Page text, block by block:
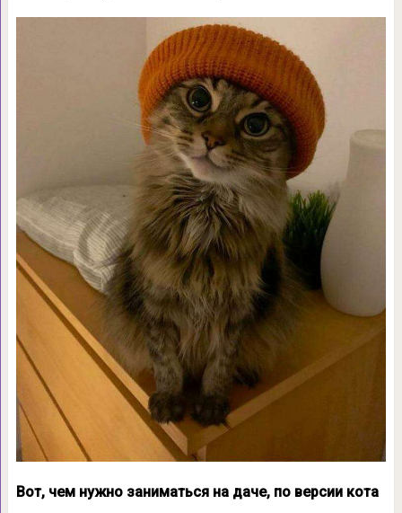
Вот, чем нужно заниматься на даче, по версии кота